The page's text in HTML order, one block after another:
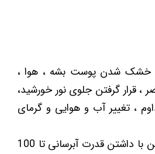
خشک شدن پوست بشه ، هوا ،
، قرار گرفتن جلوی نور خورشید،
، تغییر آب و هوایی و گرمای
این ژل- کرم بدون روغن با داشتن قدرت آبرسانی تا 100